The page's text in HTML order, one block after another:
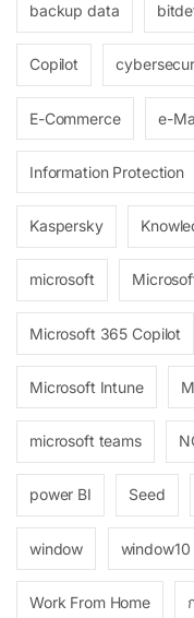
backup data
Copilot
E-Commerce e-
Information Protection
Kaspersky
microsoft
Microsoft 365 Copilot
Microsoft Intune
microsoft teams
power BI Seed
window window10
Work From Home